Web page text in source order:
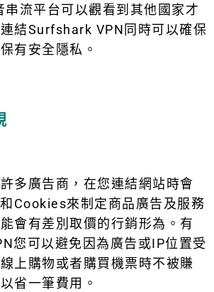
串流平台可以觀看到其他國家才
結Surfshark VPN同時可以確保
有安全隱私。
多廣告商，在您連結網站時會
Cookies來制定商品廣告及服務
會有差別取價的行銷形為。有
您可以避免因為廣告或IP位置受
上購物或者購買機票時不被賺
省一筆費用。